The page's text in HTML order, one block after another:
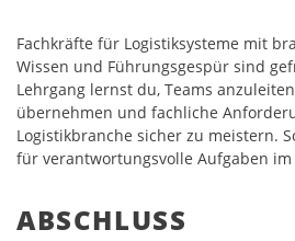
Fachkräfte für Logistiksysteme mit
Wissen und Führungsgespür sind
Lehrgang lernst du, Teams
übernehmen und fachliche
Logistikbranche sicher zu meistern.
für verantwortungsvolle Aufgaben
ABSCHLUSS